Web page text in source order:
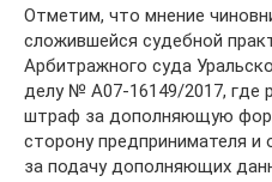
Отметим, что мнение
сложившейся судебной
Арбитражного суда
делу № А07-16149/2017, где
штраф за дополняющую
сторону предпринимателя
за подачу дополняющих